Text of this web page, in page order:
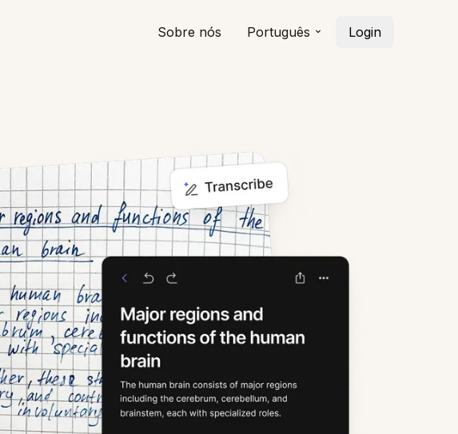
Sobre nós Português Login